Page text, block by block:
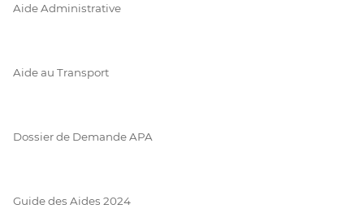
Aide Administrative
Aide au Transport
Dossier de Demande APA
Guide des Aides 2024